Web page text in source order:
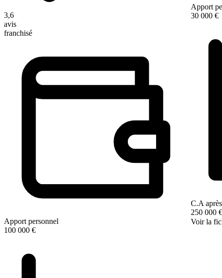
3,6
avis
franchisé
Apport personnel
100 000 €
Apport
30 000 €
C.A
250 000 €
Voir la